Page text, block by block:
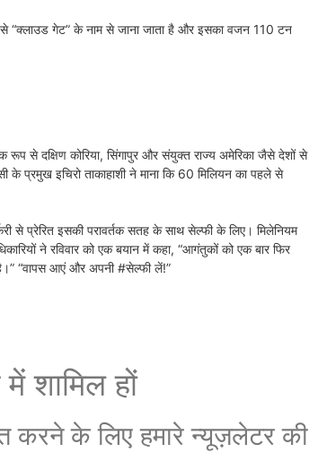
से “क्लाउड गेट” के नाम से जाना जाता है और इसका वजन 110 टन
से दक्षिण कोरिया, सिंगापुर और संयुक्त राज्य अमेरिका जैसे देशों से
के प्रमुख इचिरो ताकाहाशी ने माना कि 60 मिलियन का पहले से
से प्रेरित इसकी परावर्तक सतह के साथ सेल्फी के लिए। मिलेनियम
ने रविवार को एक बयान में कहा, “आगंतुकों को एक बार फिर
है।” “वापस आएं और अपनी #सेल्फी लें!”
शामिल हों
करने के लिए हमारे न्यूज़लेटर की